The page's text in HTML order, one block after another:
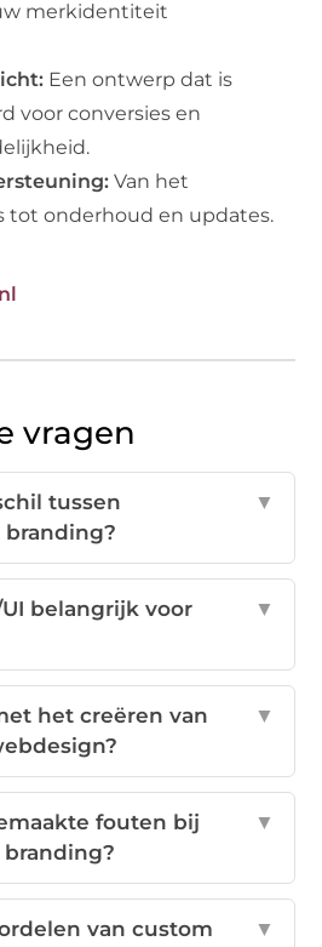
merkidentiteit
Een ontwerp dat is
voor conversies en
Van het
tot onderhoud en updates.
vragen
tussen
▼
belangrijk voor
▼
het creëren van
▼
fouten bij
▼
van custom
▼